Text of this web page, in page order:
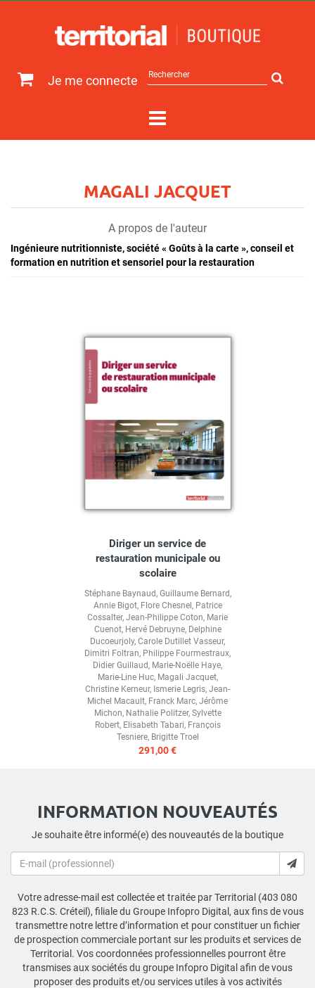
Je me connecte
sur
MAGALI JACQUET
A propos de l'auteur
Ingénieure nutritionniste, société « Goûts à la carte », conseil et
formation en nutrition et sensoriel pour la restauration
Diriger un service de
restauration municipale ou
scolaire
Stéphane Baynaud, Guillaume Bernard,
Annie Bigot, Flore Chesnel, Patrice
Cossalter, Jean-Philippe Coton, Marie
Cuenot, Hervé Debruyne, Delphine
Ducoeurjoly, Carole Dutillet Vasseur,
Dimitri Foltran, Philippe Fourmestraux,
Didier Guillaud, Marie-Noëlle Haye,
Marie-Line Huc, Magali Jacquet,
Christine Kerneur, Ismerie Legris, Jean-
Michel Macault, Franck Marc, Jérôme
Michon, Nathalie Politzer, Sylvette
Robert, Elisabeth Tabari, François
Tesniere, Brigitte Troel
291,00 €
INFORMATION NOUVEAUTÉS
Je souhaite être informé(e) des nouveautés de la boutique
Votre adresse-mail est collectée et traitée par Territorial (403 080
823 R.C.S. Créteil), filiale du Groupe Infopro Digital, aux fins de vous
transmettre notre lettre d’information et pour constituer un fichier
de prospection commerciale portant sur les produits et services de
Territorial. Vos coordonnées professionnelles pourront être
transmises aux sociétés du groupe Infopro Digital afin de vous
proposer des produits et/ou services utiles à vos activités